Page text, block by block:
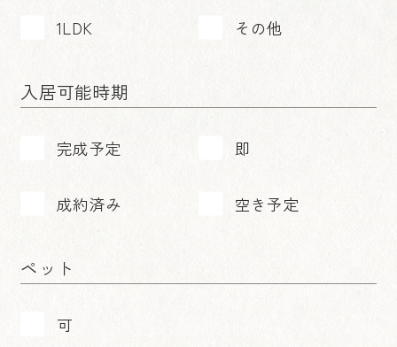
1LDK その他
入居可能時期
完成予定 即
成約済み 空き予定
ペット
可